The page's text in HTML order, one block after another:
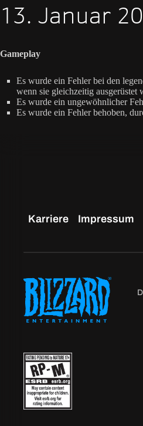
13. Januar
Gameplay
Es wurde ein Fehler bei den
wenn sie gleichzeitig ausgerüstet
Es wurde ein ungewöhnlicher
Es wurde ein Fehler behoben,